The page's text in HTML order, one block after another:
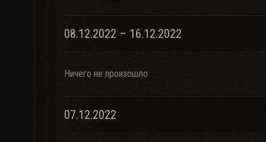
08.12.2022 – 16.12.2022
Ничего не произошло
07.12.2022